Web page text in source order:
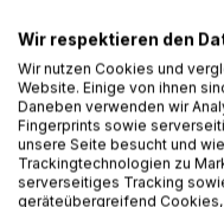
BESCHREIBUNG
Dieses Büchlein
Wir respektieren den
Wir nutzen Cookies und
Website. Einige von ihnen
Daneben verwenden wir
Fingerprints sowie
unsere Seite besucht und
Trackingtechnologien zu
serverseitiges Tracking
geräteübergreifend